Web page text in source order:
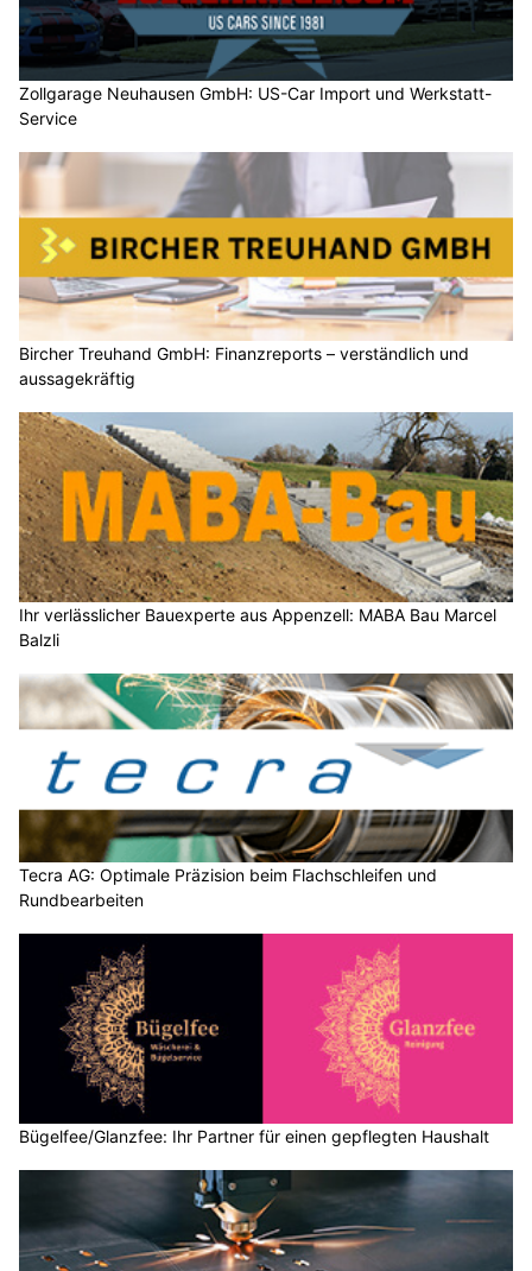
Zollgarage Neuhausen GmbH: US-Car Import und Werkstatt-
Service
Bircher Treuhand GmbH: Finanzreports – verständlich und
aussagekräftig
Ihr verlässlicher Bauexperte aus Appenzell: MABA Bau Marcel
Balzli
Tecra AG: Optimale Präzision beim Flachschleifen und
Rundbearbeiten
Bügelfee/Glanzfee: Ihr Partner für einen gepflegten Haushalt